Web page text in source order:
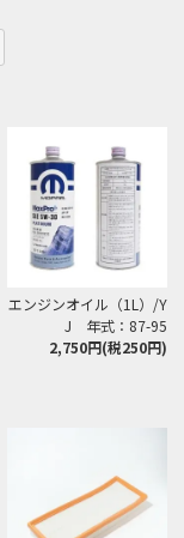
エンジンオイル（1L）/Y
J 年式：87-95
2,750円(税250円)